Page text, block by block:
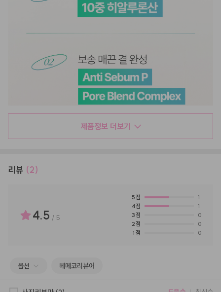
제품정보 더보기
리뷰 (2)
4.5 / 5
5점
1
4점
1
3점
0
2점
0
1 점 0
옵션 헤메코리뷰어